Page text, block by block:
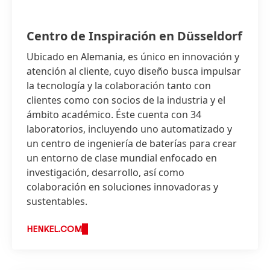
Centro de Inspiración en Düsseldorf
Ubicado en Alemania, es único en innovación y
atención al cliente, cuyo diseño busca impulsar
la tecnología y la colaboración tanto con
clientes como con socios de la industria y el
ámbito académico. Éste cuenta con 34
laboratorios, incluyendo uno automatizado y
un centro de ingeniería de baterías para crear
un entorno de clase mundial enfocado en
investigación, desarrollo, así como
colaboración en soluciones innovadoras y
sustentables.
HENKEL.COM